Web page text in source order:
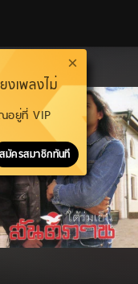
งเพลงไม่
ณอยู่ที่ VIP
สมัครสมาชิกทันที